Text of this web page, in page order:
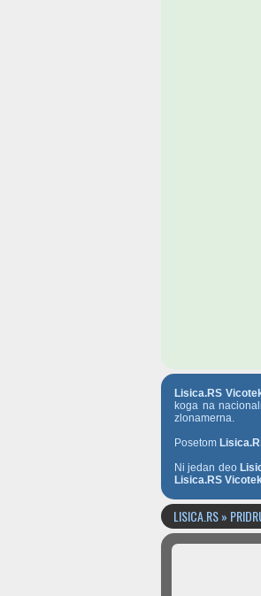
Lisica.RS
koga na
zlonamerna.
Posetom
Ni jedan deo
Lisica.RS
LISICA.RS »